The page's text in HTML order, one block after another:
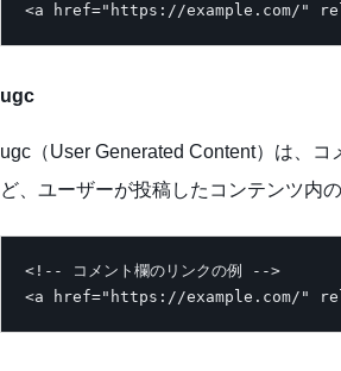
<a href="https://example.com/"
ugc
ugc（User Generated Content）は、コ
ど、ユーザーが投稿したコンテンツ内
<!-- コメント欄のリンクの例 -->
<a href="https://example.com/"